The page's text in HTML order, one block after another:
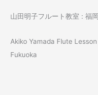
山田明子フルート教室 : 福
Akiko Yamada Flute
Fukuoka